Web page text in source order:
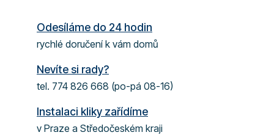
Odesíláme do 24 hodin
rychlé doručení k vám domů
Nevíte si rady?
tel. 774 826 668 (po-pá 08-16)
Instalaci kliky zařídíme
v Praze a Středočeském kraji